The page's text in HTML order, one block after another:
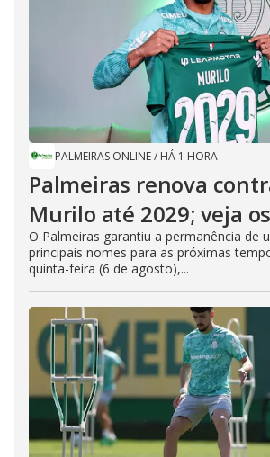
PALMEIRAS ONLINE/ HÁ 1 HORA
Palmeiras renova
Murilo até 2029; veja
O Palmeiras garantiu a permanência de
principais nomes para as próximas
quinta-feira (6 de agosto),...